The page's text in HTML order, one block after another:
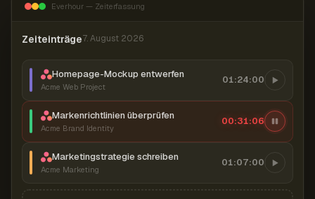
Everhour — Zeiterfassung
Zeiteinträge7. August 2026
Homepage-Mockup entwerfen
Acme Web Project
01:24:00
Markenrichtlinien überprüfen
Acme Brand Identity
00:31:07
Marketingstrategie schreiben
Acme Marketing
01:07:00